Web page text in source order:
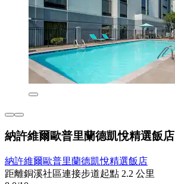
納許維爾歐普里蘭德凱悅精選飯店
納許維爾歐普里蘭德凱悅精選飯店
距離銅溪社區連接步道起點 2.2 公里